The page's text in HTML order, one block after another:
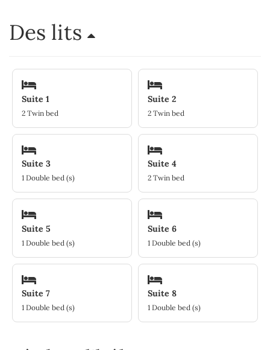
Des lits
Suite 1
2 Twin bed
Suite 2
2 Twin bed
Suite 3
1 Double bed (s)
Suite 4
2 Twin bed
Suite 5
1 Double bed (s)
Suite 6
1 Double bed (s)
Suite 7
1 Double bed (s)
Suite 8
1 Double bed (s)